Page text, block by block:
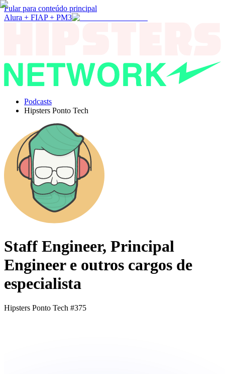
Pular para conteúdo principal
Alura + FIAP + PM3
Podcasts
Hipsters Ponto Tech
Staff Engineer, Principal
Engineer e outros cargos de
especialista
Hipsters Ponto Tech #375